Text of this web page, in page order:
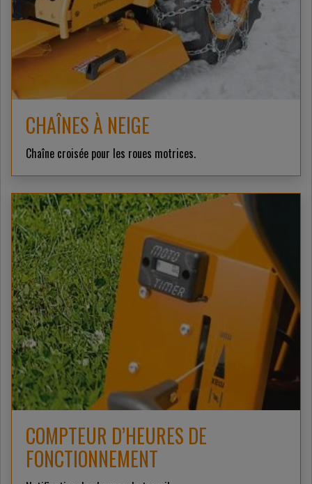
CHAÎNES À NEIGE
Chaîne croisée pour les roues motrices.
COMPTEUR D’HEURES DE
FONCTIONNEMENT